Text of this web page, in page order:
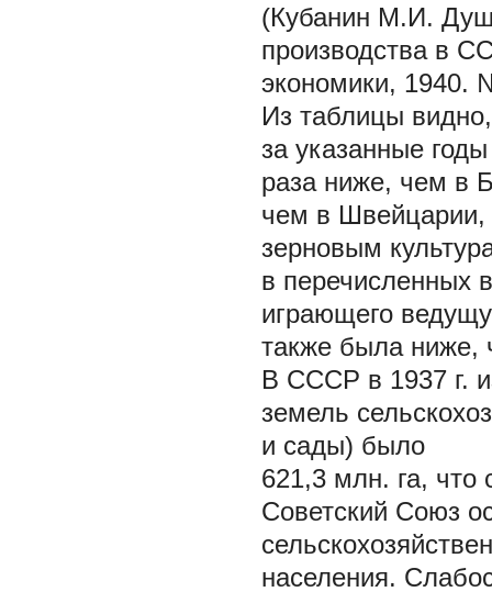
(Кубанин М.И.
производства в
экономики, 1940.
Из таблицы
за указанные
раза ниже, чем в
чем в Швейцарии,
зерновым
в перечисленных
играющего
также была ниже,
В СССР в 1937 г.
земель
и сады) было
621,3 млн. га, что
Советский Союз
населения.